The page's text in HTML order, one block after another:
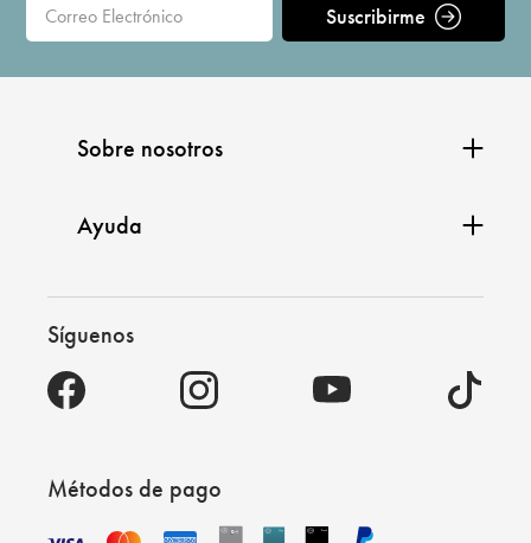
Suscribirme
Sobre nosotros
Ayuda
Síguenos
Métodos de pago